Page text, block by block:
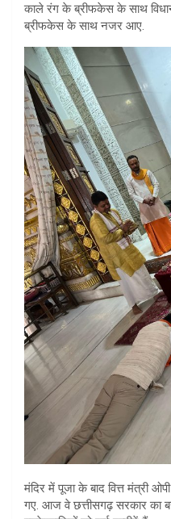
काले रंग के ब्रीफकेस के साथ
ब्रीफकेस के साथ नजर आए.
मंदिर में पूजा के बाद वित्त मंत्री
गए. आज वे छत्तीसगढ़ सरकार